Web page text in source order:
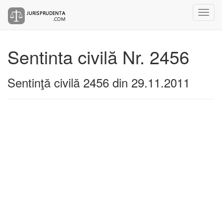
Sentinta civilă Nr. 2456
Sentinţă civilă 2456 din 29.11.2011